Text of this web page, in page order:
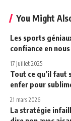
You Might
Les sports
confiance en nous
17 juillet 2025
Tout ce qu’il faut
enfer pour
21 mars 2026
La stratégie